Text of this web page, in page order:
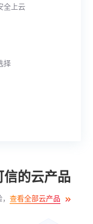
全上云
择
信的云产品
查看全部云产品